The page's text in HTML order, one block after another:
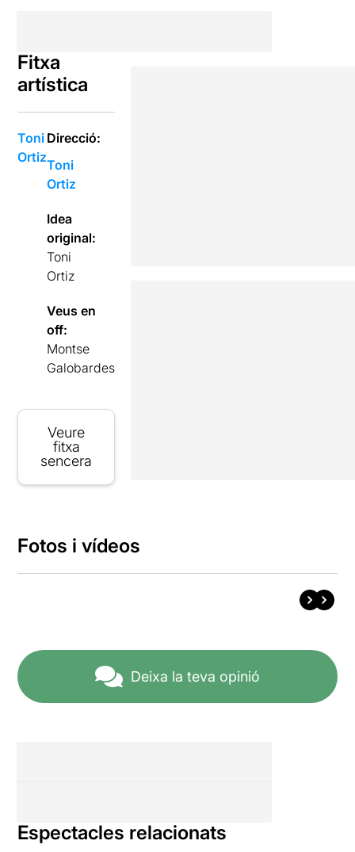
Fitxa
artística
Toni
Ortiz
Direcció:
Toni
Ortiz
Idea
original:
Toni
Ortiz
Veus en
off:
Montse
Galobardes
Veure
fitxa
sencera
Fotos i vídeos
Deixa la teva opinió
Espectacles relacionats